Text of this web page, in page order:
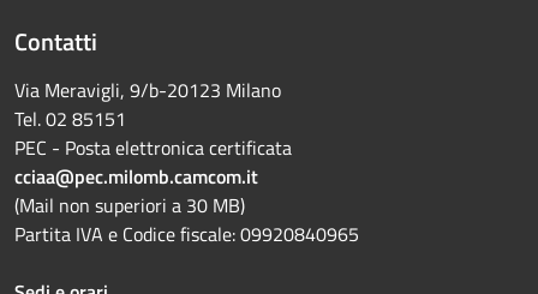
Contatti
Via Meravigli, 9/b-20123 Milano
Tel. 02 85151
PEC - Posta elettronica certificata
cciaa@pec.milomb.camcom.it
(Mail non superiori a 30 MB)
Partita IVA e Codice fiscale: 09920840965